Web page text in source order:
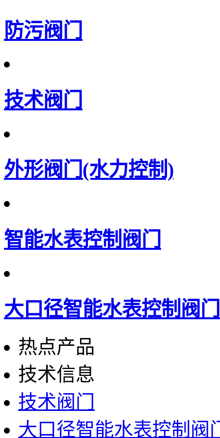
防污阀门
技术阀门
外形阀门(水力控制)
智能水表控制阀门
大口径智能水表控制阀门
热点产品
技术信息
技术阀门
大口径智能水表控制阀